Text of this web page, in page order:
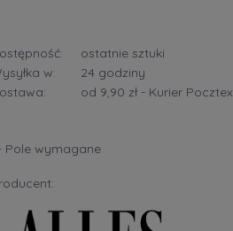
ostatnie sztuki
w:
24 godziny
od 9,90 zł - Kurier Pocztex
płatności
Pole wymagane